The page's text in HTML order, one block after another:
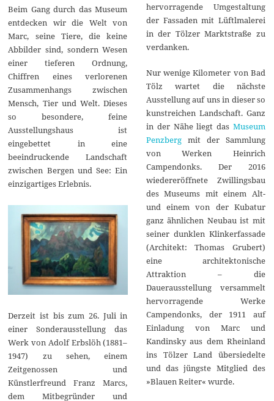
Beim Gang durch das Museum
entdecken wir die Welt von
Marc, seine Tiere, die keine
Abbilder sind, sondern Wesen
einer tieferen Ordnung,
Chiffren eines verlorenen
Zusammenhangs zwischen
Mensch, Tier und Welt. Dieses
so besondere, feine
Ausstellungshaus ist
eingebettet in eine
beeindruckende Landschaft
zwischen Bergen und See: Ein
einzigartiges Erlebnis.
Derzeit ist bis zum 26. Juli in
einer Sonderausstellung das
Werk von Adolf Erbslöh (1881–
1947) zu sehen, einem
Zeitgenossen und
Künstlerfreund Franz Marcs,
dem Mitbegründer und
hervorragende Umgestaltung
der Fassaden mit Lüftlmalerei
in der Tölzer Marktstraße zu
verdanken.
Nur wenige Kilometer von Bad
Tölz wartet die nächste
Ausstellung auf uns in dieser so
kunstreichen Landschaft. Ganz
in der Nähe liegt das Museum
Penzberg mit der Sammlung
von Werken Heinrich
Campendonks. Der 2016
wiedereröffnete Zwillingsbau
des Museums mit einem Alt-
und einem von der Kubatur
ganz ähnlichen Neubau ist mit
seiner dunklen Klinkerfassade
(Architekt: Thomas Grubert)
eine architektonische
Attraktion – die
Dauerausstellung versammelt
hervorragende Werke
Campendonks, der 1911 auf
Einladung von Marc und
Kandinsky aus dem Rheinland
ins Tölzer Land übersiedelte
und das jüngste Mitglied des
»Blauen Reiter« wurde.